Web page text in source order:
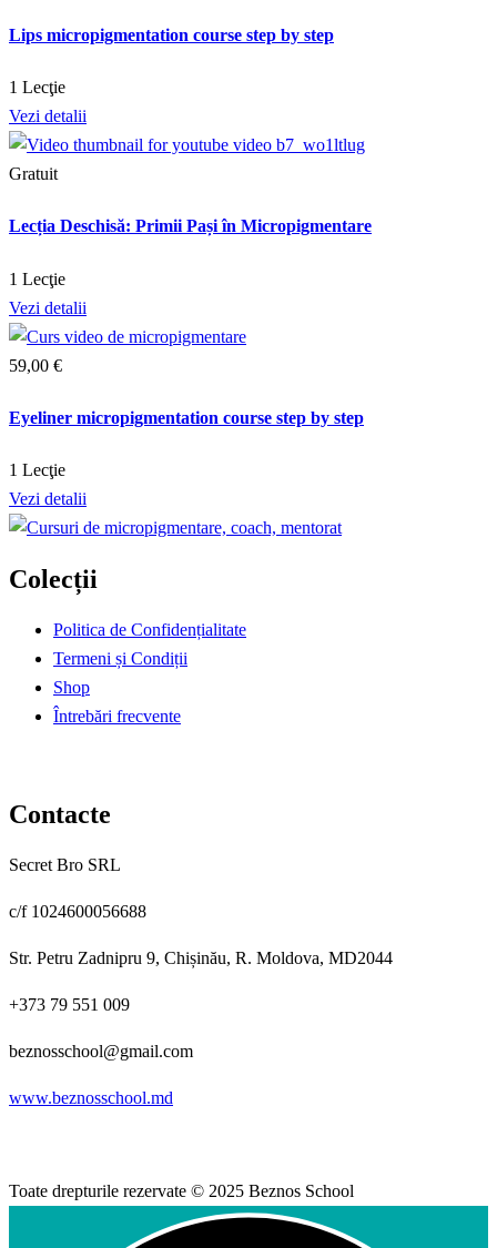
Lips micropigmentation course step by step
1 Lecţie
Vezi detalii
Gratuit
Lecția Deschisă: Primii Pași în Micropigmentare
1 Lecţie
Vezi detalii
59,00 €
Eyeliner micropigmentation course step by step
1 Lecţie
Vezi detalii
Colecții
Politica de Confidențialitate
Termeni și Condiții
Shop
Întrebări frecvente
Contacte
Secret Bro SRL
c/f 1024600056688
Str. Petru Zadnipru 9, Chișinău, R. Moldova, MD2044
+373 79 551 009
beznosschool@gmail.com
www.beznosschool.md
Toate drepturile rezervate © 2025 Beznos School